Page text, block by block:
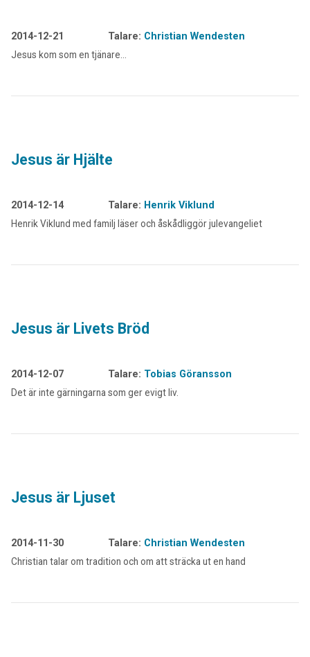
2014-12-21 Talare: Christian Wendesten
Jesus kom som en tjänare…
Jesus är Hjälte
2014-12-14 Talare: Henrik Viklund
Henrik Viklund med familj läser och åskådliggör julevangeliet
Jesus är Livets Bröd
2014-12-07 Talare: Tobias Göransson
Det är inte gärningarna som ger evigt liv.
Jesus är Ljuset
2014-11-30 Talare: Christian Wendesten
Christian talar om tradition och om att sträcka ut en hand